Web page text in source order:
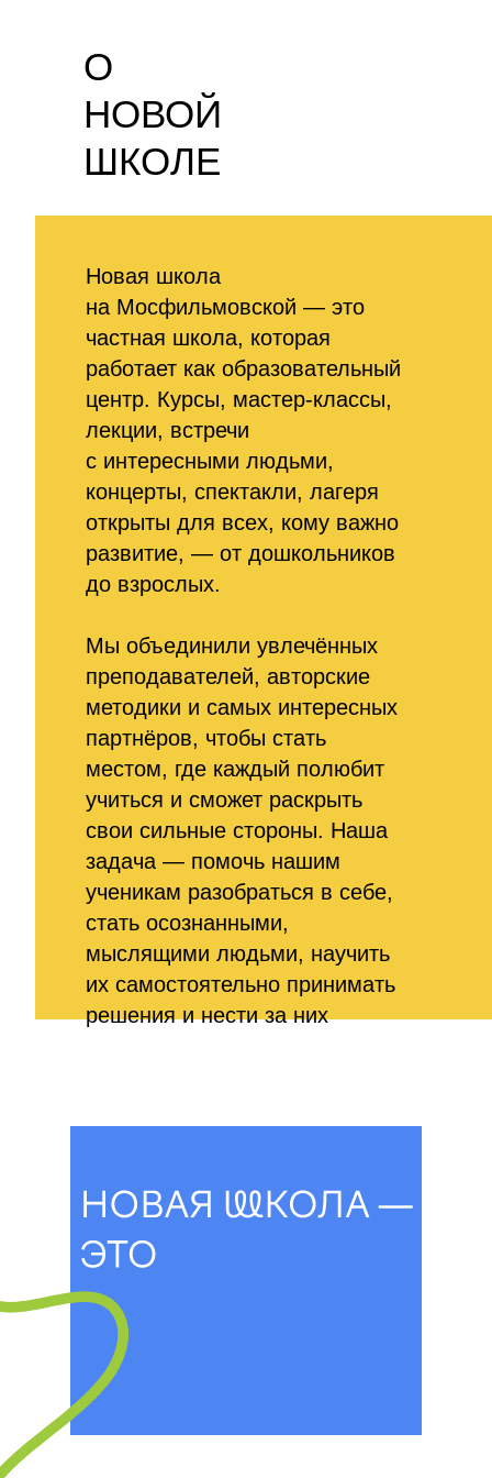
О
НОВОЙ
ШКОЛЕ
Новая школа
на Мосфильмовской — это
частная школа, которая
работает как образовательный
центр. Курсы, мастер-классы,
лекции, встречи
с интересными людьми,
концерты, спектакли, лагеря
открыты для всех, кому важно
развитие, — от дошкольников
до взрослых.
Мы объединили увлечённых
преподавателей, авторские
методики и самых интересных
партнёров, чтобы стать
местом, где каждый полюбит
учиться и сможет раскрыть
свои сильные стороны. Наша
задача — помочь нашим
ученикам разобраться в себе,
стать осознанными,
мыслящими людьми, научить
их самостоятельно принимать
решения и нести за них
центр. Курсы, мастер-классы,
лекции, встречи
с интересными людьми,
концерты, спектакли, лагеря
развитие, —
от дошкольников до взрослых.
преподавателей, авторские